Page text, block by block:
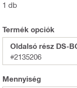
1 db
Termék opciók
Oldalsó rész DS-
#2135206
Mennyiség